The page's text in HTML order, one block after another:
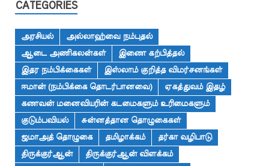
CATEGORIES
அரசியல்
அல்லாஹ்வை நம்புதல்
ஆடை அணிகலன்கள்
இணை கற்பித்தல்
இதர நம்பிக்கைகள்
இஸ்லாம் குறித்த விமர்சனங்கள்
ஈமான் (நம்பிக்கை தொடர்பானவை)
ஏகத்துவம் இதழ்
கணவன் மனைவியரின் கடமைகளும் உரிமைகளும்
குடும்பவியல்
சுன்னத்தான தொழுகைகள்
ஜமாஅத் தொழுகை
தமிழாக்கம்
தர்கா வழிபாடு
திருக்குர்ஆன்
திருக்குர்ஆன் விளக்கம்